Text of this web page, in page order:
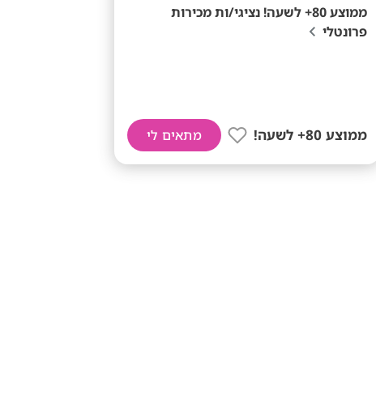
ממוצע 80+ לשעה! נציגי/ות מכירות
פרונטלי
ממוצע 80+ לשעה! מתאים לי